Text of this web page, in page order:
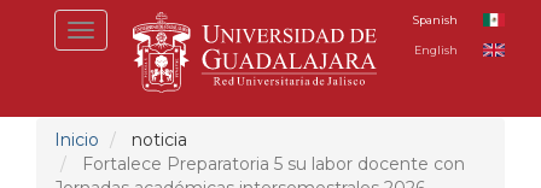
Toggle
navigation
Spanish
English
Inicio
noticia
Fortalece Preparatoria 5 su labor docente con